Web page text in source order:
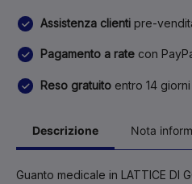
Assistenza clienti pre-
Pagamento a rate con
Reso gratuito entro 14
Descrizione Nota
Guanto medicale in LATTICE DI